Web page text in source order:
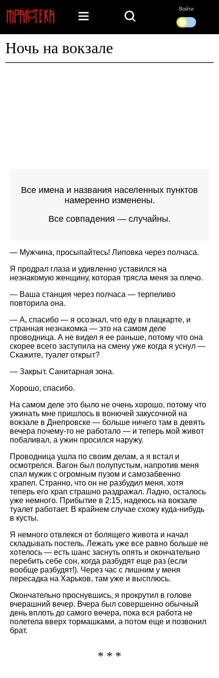
Войти
Ночь на вокзале
Все имена и названия населенных пунктов
намеренно изменены.
Все совпадения — случайны.
— Мужчина, просыпайтесь! Липовка через полчаса.
Я продрал глаза и удивленно уставился на
незнакомую женщину, которая трясла меня за плечо.
— Ваша станция через полчаса — терпеливо
повторила она.
— А, спасибо — я осознал, что еду в плацкарте, и
странная незнакомка — это на самом деле
проводница. А не видел я ее раньше, потому что она
скорее всего заступила на смену уже когда я уснул —
Скажите, туалет открыт?
— Закрыт. Санитарная зона.
Хорошо, спасибо.
На самом деле это было не очень хорошо, потому что
ужинать мне пришлось в вонючей закусочной на
вокзале в Днепровске — больше ничего там в девять
вечера почему-то не работало — и теперь мой живот
побаливал, а ужин просился наружу.
Проводница ушла по своим делам, а я встал и
осмотрелся. Вагон был полупустым, напротив меня
спал мужик с огромным пузом и самозабвенно
храпел. Странно, что он не разбудил меня, хотя
теперь его храп страшно раздражал. Ладно, осталось
уже немного. Прибытие в 2:15, надеюсь на вокзале
туалет работает. В крайнем случае схожу куда-нибудь
в кусты.
Я немного отвлекся от болящего живота и начал
складывать постель. Лежать уже все равно больше не
хотелось — есть шанс заснуть опять и окончательно
перебить себе сон, когда разбудят еще раз (если
вообще разбудят!). Через час с лишним у меня
пересадка на Харьков, там уже и высплюсь.
Окончательно проснувшись, я прокрутил в голове
вчерашний вечер. Вчера был совершенно обычный
день вплоть до самого вечера, пока вся работа не
полетела вверх тормашками, а потом еще и позвонил
брат.
* * *